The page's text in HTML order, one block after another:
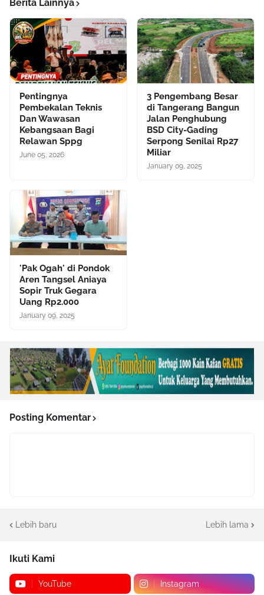
Berita Lainnya
Pentingnya
Pembekalan Teknis
Dan Wawasan
Kebangsaan Bagi
Relawan Sppg
June 05, 2026
3 Pengembang Besar
di Tangerang Bangun
Jalan Penghubung
BSD City-Gading
Serpong Senilai Rp27
Miliar
January 09, 2025
'Pak Ogah' di Pondok
Aren Tangsel Aniaya
Sopir Truk Gegara
Uang Rp2.000
January 09, 2025
Posting Komentar
Lebih baru Lebih lama
Ikuti Kami
YouTube Instagram